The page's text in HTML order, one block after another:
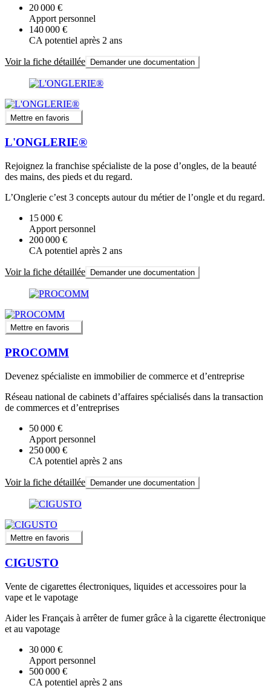
20 000 €
Apport personnel
140 000 €
CA potentiel après 2 ans
Voir la fiche détaillée Demander une documentation
Mettre en favoris
L'ONGLERIE®
Rejoignez la franchise spécialiste de la pose d’ongles, de la beauté
des mains, des pieds et du regard.
L’Onglerie c’est 3 concepts autour du métier de l’ongle et du regard.
15 000 €
Apport personnel
200 000 €
CA potentiel après 2 ans
Voir la fiche détaillée Demander une documentation
Mettre en favoris
PROCOMM
Devenez spécialiste en immobilier de commerce et d’entreprise
Réseau national de cabinets d’affaires spécialisés dans la transaction
de commerces et d’entreprises
50 000 €
Apport personnel
250 000 €
CA potentiel après 2 ans
Voir la fiche détaillée Demander une documentation
Mettre en favoris
CIGUSTO
Vente de cigarettes électroniques, liquides et accessoires pour la
vape et le vapotage
Aider les Français à arrêter de fumer grâce à la cigarette électronique
et au vapotage
30 000 €
Apport personnel
500 000 €
CA potentiel après 2 ans